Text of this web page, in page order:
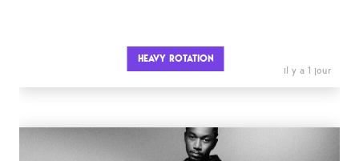
HEAVY ROTATION
il y a 1 jour